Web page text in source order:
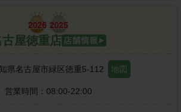
古屋徳重店
県名古屋市緑区徳重5-112 地図
営業時間： 08:00-22:00